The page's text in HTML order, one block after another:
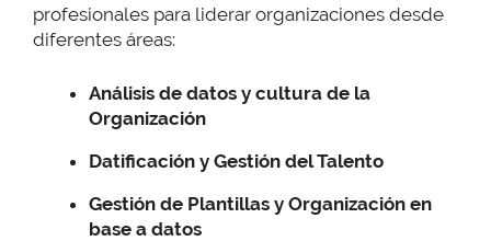
profesionales para liderar organizaciones desde
diferentes áreas:
Análisis de datos y cultura de la
Organización
Datificación y Gestión del Talento
Gestión de Plantillas y Organización en
base a datos